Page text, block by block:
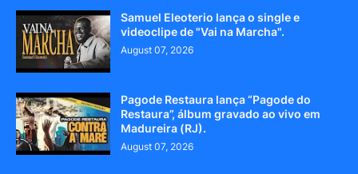
Samuel Eleoterio lança o single e
videoclipe de "Vai na Marcha".
August 07, 2026
Pagode Restaura lança “Pagode do
Restaura”, álbum gravado ao vivo em
Madureira (RJ).
August 07, 2026